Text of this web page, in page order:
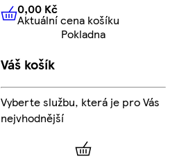
0,00 KčAktuální cena košíku
0,00 Kč
Aktuální cena košíku
Pokladna
Váš košík
Vyberte službu, která je pro Vás
nejvhodnější